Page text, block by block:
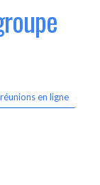
en ligne